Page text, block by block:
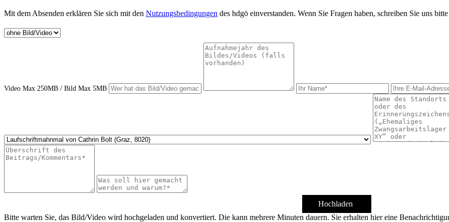
Mit dem Absenden erklären Sie sich mit den Nutzungsbedingungen des hdgö einverstanden. Wenn Sie Fragen haben, schreiben Sie uns
Video Max 250MB / Bild Max 5MB
Hochladen
Bitte warten Sie, das Bild/Video wird hochgeladen und konvertiert. Die kann mehrere Minuten dauern. Sie erhalten hier eine